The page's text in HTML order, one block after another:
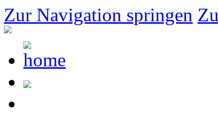
Zur Navigation springen